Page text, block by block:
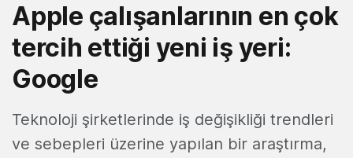
Apple çalışanlarının en çok
tercih ettiği yeni iş yeri:
Google
Teknoloji şirketlerinde iş değişikliği trendleri
ve sebepleri üzerine yapılan bir araştırma,